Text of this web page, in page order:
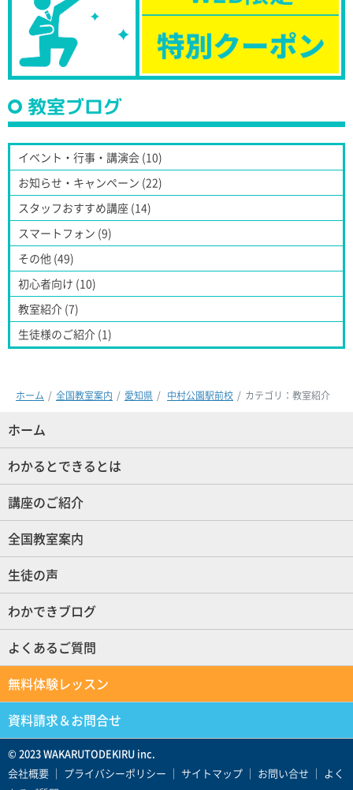
教室ブログ
イベント・行事・講演会 (10)
お知らせ・キャンペーン (22)
スタッフおすすめ講座 (14)
スマートフォン (9)
その他 (49)
初心者向け (10)
教室紹介 (7)
生徒様のご紹介 (1)
ホーム 全国教室案内 愛知県 中村公園駅前校 カテゴリ：教室紹介
ホーム
わかるとできるとは
講座のご紹介
全国教室案内
生徒の声
わかできブログ
よくあるご質問
無料体験レッスン
資料請求＆お問合せ
© 2023 WAKARUTODEKIRU inc.
会社概要 ｜ プライバシーポリシー ｜ サイトマップ ｜ お問い合せ ｜ よく